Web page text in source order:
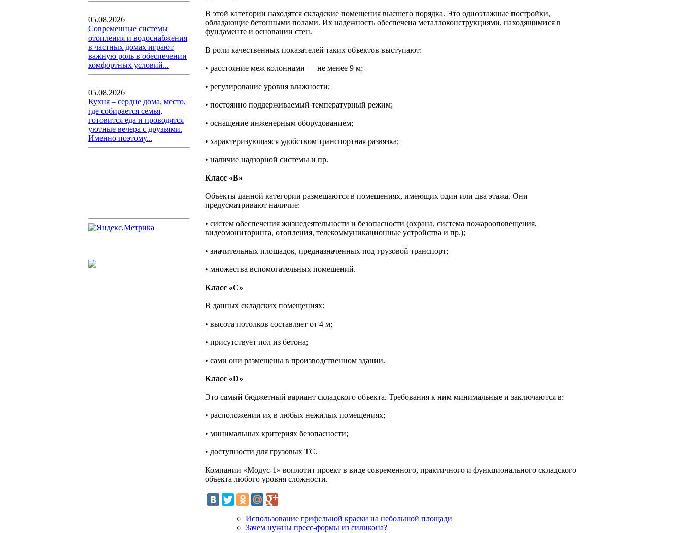
05.08.2026
Современные системы
отопления и водоснабжения
в частных домах играют
важную роль в обеспечении
комфортных условий...
05.08.2026
Кухня – сердце дома, место,
где собирается семья,
готовится еда и проводятся
уютные вечера с друзьями.
Именно поэтому...
В этой категории находятся складские помещения высшего порядка. Это одноэтажные постройки,
обладающие бетонными полами. Их надежность обеспечена металлоконструкциями, находящимися в
фундаменте и основании стен.
В роли качественных показателей таких объектов выступают:
• расстояние меж колоннами — не менее 9 м;
• регулирование уровня влажности;
• постоянно поддерживаемый температурный режим;
• оснащение инженерным оборудованием;
• характеризующаяся удобством транспортная развязка;
• наличие надзорной системы и пр.
Класс «B»
Объекты данной категории размещаются в помещениях, имеющих один или два этажа. Они
предусматривают наличие:
• систем обеспечения жизнедеятельности и безопасности (охрана, система пожарооповещения,
видеомониторинга, отопления, телекоммуникационные устройства и пр.);
• значительных площадок, предназначенных под грузовой транспорт;
• множества вспомогательных помещений.
Класс «С»
В данных складских помещениях:
• высота потолков составляет от 4 м;
• присутствует пол из бетона;
• сами они размещены в производственном здании.
Класс «D»
Это самый бюджетный вариант складского объекта. Требования к ним минимальные и заключаются в:
• расположении их в любых нежилых помещениях;
• минимальных критериях безопасности;
• доступности для грузовых ТС.
Компании «Модус-1» воплотит проект в виде современного, практичного и функционального складского
объекта любого уровня сложности.
Использование грифельной краски на небольшой площади
Зачем нужны пресс-формы из силикона?